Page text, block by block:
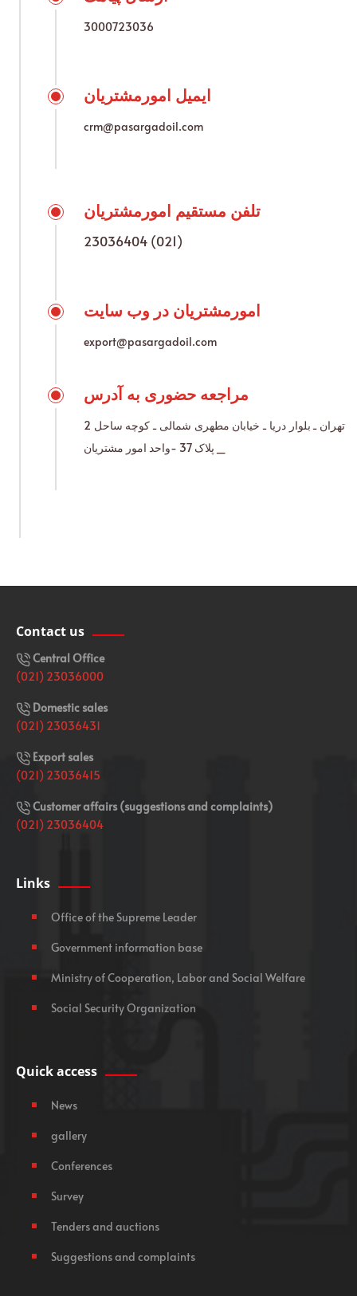
3000723036
ایمیل امورمشتریان
crm@pasargadoil.com
23036404 (021)
امورمشتریان در وب سایت
export@pasargadoil.com
مراجعه حضوری به آدرس
تهران ـ بلوار دریا ـ خیابان مطهری شمالی ـ کوچه ساحل 2
_ پلاک 37 -واحد امور مشتریان
Contact us
Central Office
(021) 23036000
Domestic sales
(021) 23036431
Export sales
(021) 23036415
Customer affairs (suggestions and complaints)
(021) 23036404
Links
Office of the Supreme Leader
Government information base
Ministry of Cooperation, Labor and Social Welfare
Social Security Organization
Quick access
News
gallery
Conferences
Survey
Tenders and auctions
Suggestions and complaints